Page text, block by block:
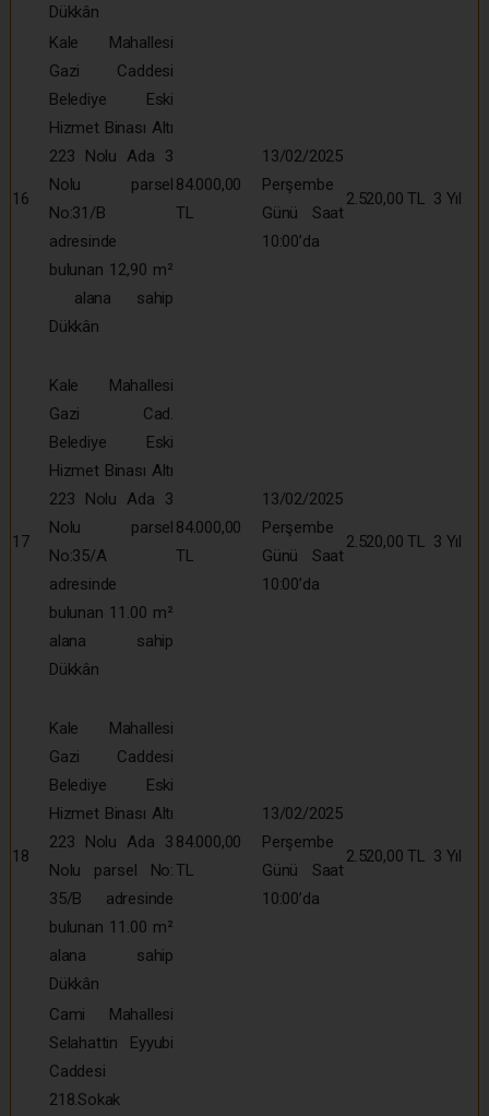
Dükkân
16
Kale Mahallesi
Gazi Caddesi
Belediye Eski
Hizmet Binası Altı
223 Nolu Ada 3
Nolu parsel
No:31/B
adresinde
bulunan 12,90 m²
alana sahip
Dükkân
84.000,00
TL
13/02/2025
Perşembe
Günü Saat
10:00’da
2.520,00 TL 3 Yıl
17
Kale Mahallesi
Gazi Cad.
Belediye Eski
Hizmet Binası Altı
223 Nolu Ada 3
Nolu parsel
No:35/A
adresinde
bulunan 11.00 m²
alana sahip
Dükkân
84.000,00
TL
13/02/2025
Perşembe
Günü Saat
10:00’da
2.520,00 TL 3 Yıl
18
Kale Mahallesi
Gazi Caddesi
Belediye Eski
Hizmet Binası Altı
223 Nolu Ada 3
Nolu parsel No:
35/B adresinde
bulunan 11.00 m²
alana sahip
Dükkân
84.000,00
TL
13/02/2025
Perşembe
Günü Saat
10:00’da
2.520,00 TL 3 Yıl
Cami Mahallesi
Selahattin Eyyubi
Caddesi
218.Sokak